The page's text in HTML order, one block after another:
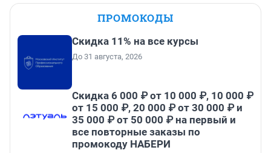
ПРОМОКОДЫ
Скидка 11% на все курсы
До 31 августа, 2026
Скидка 6 000 ₽ от 10 000 ₽, 10 000 ₽
от 15 000 ₽, 20 000 ₽ от 30 000 ₽ и
35 000 ₽ от 50 000 ₽ на первый и
все повторные заказы по
промокоду НАБЕРИ